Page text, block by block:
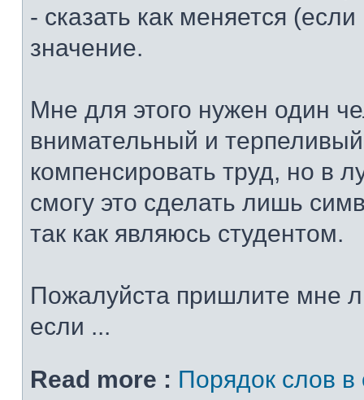
- сказать как меняется
значение.
Мне для этого нужен один
внимательный и
компенсировать труд, но в
смогу это сделать лишь
так как являюсь студентом.
Пожалуйста пришлите мне
если ...
Read more : Порядок слов в